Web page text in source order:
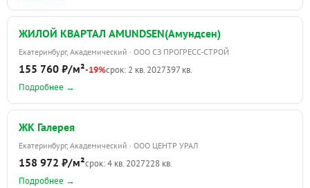
ЖИЛОЙ КВАРТАЛ AMUNDSEN(Амундсен)
Екатеринбург, Академический · ООО СЗ ПРОГРЕСС-СТРОЙ
155 760 ₽/м²-19%срок: 2 кв. 2027397 кв.
Подробнее →
ЖК Галерея
Екатеринбург, Академический · ООО ЦЕНТР УРАЛ
158 972 ₽/м²срок: 4 кв. 2027228 кв.
Подробнее →